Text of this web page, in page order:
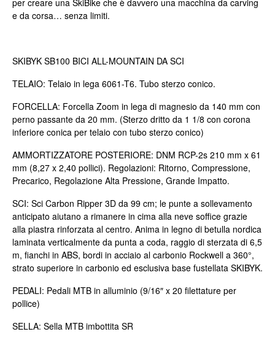
e da corsa… senza limiti.
SKIBYK SB100 BICI ALL-MOUNTAIN DA SCI
TELAIO: Telaio in lega 6061-T6. Tubo sterzo conico.
FORCELLA: Forcella Zoom in lega di magnesio da 140 mm con
perno passante da 20 mm. (Sterzo dritto da 1 1/8 con corona
inferiore conica per telaio con tubo sterzo conico)
AMMORTIZZATORE POSTERIORE: DNM RCP-2s 210 mm x 61
mm (8,27 x 2,40 pollici). Regolazioni: Ritorno, Compressione,
Precarico, Regolazione Alta Pressione, Grande Impatto.
SCI: Sci Carbon Ripper 3D da 99 cm; le punte a sollevamento
anticipato aiutano a rimanere in cima alla neve soffice grazie
alla piastra rinforzata al centro. Anima in legno di betulla nordica
laminata verticalmente da punta a coda, raggio di sterzata di 6,5
m, fianchi in ABS, bordi in acciaio al carbonio Rockwell a 360°,
strato superiore in carbonio ed esclusiva base fustellata SKIBYK.
PEDALI: Pedali MTB in alluminio (9/16″ x 20 filettature per
pollice)
SELLA: Sella MTB imbottita SR